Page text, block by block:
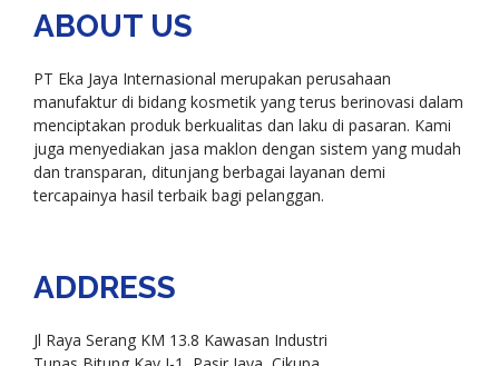
ABOUT US
PT Eka Jaya Internasional merupakan perusahaan
manufaktur di bidang kosmetik yang terus berinovasi dalam
menciptakan produk berkualitas dan laku di pasaran. Kami
juga menyediakan jasa maklon dengan sistem yang mudah
dan transparan, ditunjang berbagai layanan demi
tercapainya hasil terbaik bagi pelanggan.
ADDRESS
Jl Raya Serang KM 13.8 Kawasan Industri